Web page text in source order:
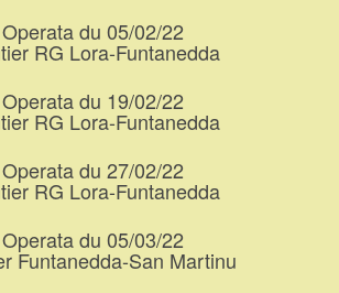
Operata du 05/02/22
RG Lora-Funtanedda
Operata du 19/02/22
RG Lora-Funtanedda
Operata du 27/02/22
RG Lora-Funtanedda
Operata du 05/03/22
Funtanedda-San Martinu